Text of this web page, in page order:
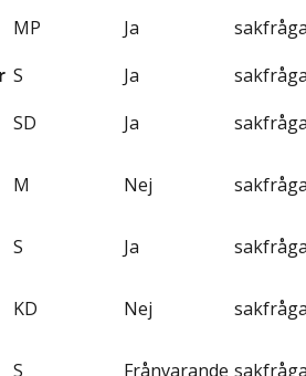
MP Ja
S Ja
SD Ja
M Nej
S Ja
KD Nej
S Frånvarande